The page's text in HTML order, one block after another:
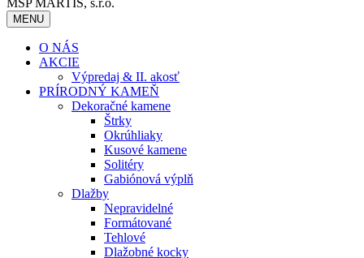
MSP MARTIŠ, s.r.o.
MENU
O NÁS
AKCIE
Výpredaj & II. akosť
PRÍRODNÝ KAMEŇ
Dekoračné kamene
Štrky
Okrúhliaky
Kusové kamene
Solitéry
Gabiónová výplň
Dlažby
Nepravidelné
Formátované
Tehlové
Dlažobné kocky